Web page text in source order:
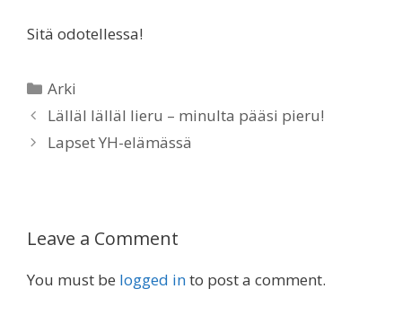
Sitä odotellessa!
Categories
Arki
Lälläl lälläl lieru – minulta pääsi pieru!
Lapset YH-elämässä
Leave a Comment
You must be logged into post a comment.